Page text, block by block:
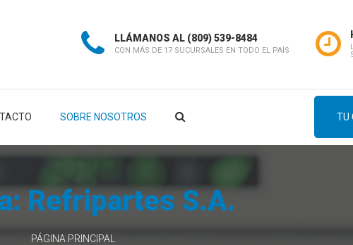
LLÁMANOS AL (809) 539-8484
CON MÁS DE 17 SUCURSALES EN TODO EL PAÍS
SOBRE NOSOTROS TU
Refripartes S.A.
PÁGINA PRINCIPAL